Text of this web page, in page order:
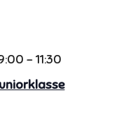
-11:30